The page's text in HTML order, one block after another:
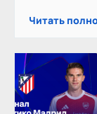
Читать